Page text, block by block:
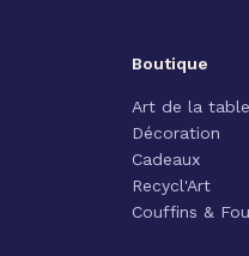
Boutique
Art de la table
Décoration
Cadeaux
Recycl'Art
Couffins &